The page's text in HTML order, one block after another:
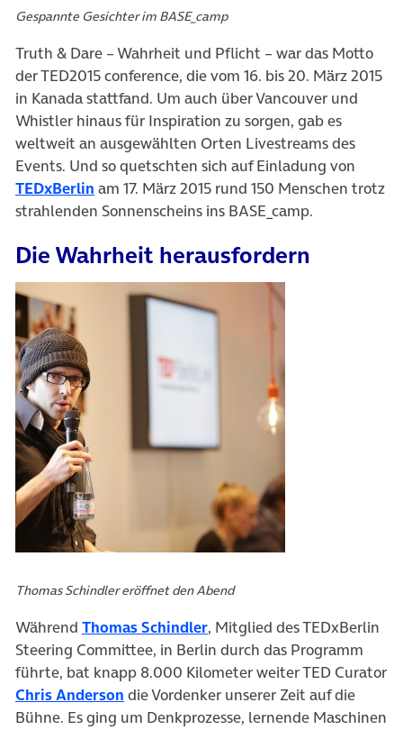
Gespannte Gesichter im BASE_camp
Truth & Dare – Wahrheit und Pflicht – war das Motto
der TED2015 conference, die vom 16. bis 20. März 2015
in Kanada stattfand. Um auch über Vancouver und
Whistler hinaus für Inspiration zu sorgen, gab es
weltweit an ausgewählten Orten Livestreams des
Events. Und so quetschten sich auf Einladung von
TEDxBerlin (öffnet in neuem Tab)
am 17. März 2015 rund 150 Menschen trotz
strahlenden Sonnenscheins ins BASE_camp.
Die Wahrheit herausfordern
Thomas Schindler eröffnet den Abend
Während Thomas Schindler(öffnet in neuem Tab)
, Mitglied des TEDxBerlin
Steering Committee, in Berlin durch das Programm
führte, bat knapp 8.000 Kilometer weiter TED Curator
Chris Anderson (öffnet in neuem Tab)
die Vordenker unserer Zeit auf die
Bühne. Es ging um Denkprozesse, lernende Maschinen